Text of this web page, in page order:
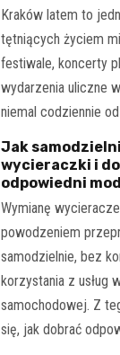
Kraków latem to
tętniących życiem
festiwale, koncerty
wydarzenia uliczne
niemal codziennie
Jak
wycieraczki i
odpowiedni
Wymianę
powodzeniem
samodzielnie, bez
korzystania z usług
samochodowej. Z
się, jak dobrać